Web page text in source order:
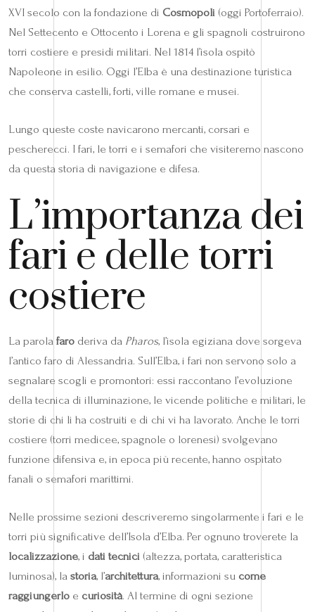
XVI secolo con la fondazione di Cosmopoli (oggi Portoferraio).
Nel Settecento e Ottocento i Lorena e gli spagnoli costruirono
torri costiere e presidi militari. Nel 1814 l’isola ospitò
Napoleone in esilio. Oggi l’Elba è una destinazione turistica
che conserva castelli, forti, ville romane e musei.
Lungo queste coste navicarono mercanti, corsari e
pescherecci. I fari, le torri e i semafori che visiteremo nascono
da questa storia di navigazione e difesa.
L’importanza dei
fari e delle torri
costiere
La parola faro deriva da Pharos, l’isola egiziana dove sorgeva
l’antico faro di Alessandria. Sull’Elba, i fari non servono solo a
segnalare scogli e promontori: essi raccontano l’evoluzione
della tecnica di illuminazione, le vicende politiche e militari, le
storie di chi li ha costruiti e di chi vi ha lavorato. Anche le torri
costiere (torri medicee, spagnole o lorenesi) svolgevano
funzione difensiva e, in epoca più recente, hanno ospitato
fanali o semafori marittimi.
Nelle prossime sezioni descriveremo singolarmente i fari e le
torri più significative dell’Isola d’Elba. Per ognuno troverete la
localizzazione, i dati tecnici (altezza, portata, caratteristica
luminosa), la storia, l’architettura, informazioni su come
raggiungerlo e curiosità. Al termine di ogni sezione